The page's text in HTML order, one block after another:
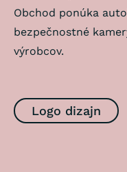
Obchod ponúka
bezpečnostné
výrobcov.
Logo dizajn